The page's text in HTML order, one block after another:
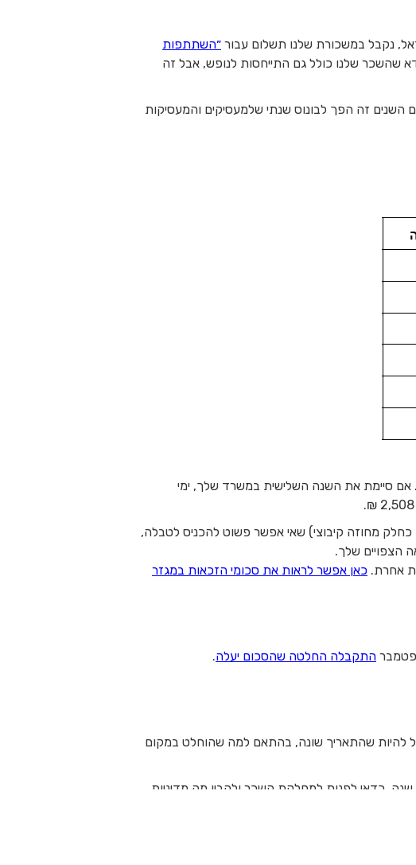
״השתתפות
שהשכר שלנו כולל גם התייחסות לנופש, אבל זה
זה הפך לבונוס שנתי שלמעסיקים והמעסיקות
על התוספת הזו). אם סיימת את השנה השלישית במשרד שלך, ימי
מחוזה קיבוצי) שאי אפשר פשוט להכניס לטבלה,
הצפויים שלך.
אחרת. כאן אפשר לראות את סכומי הזכאות במגזר
התקבלה החלטה שהסכום יעלה.
להיות שהתאריך שונה, בהתאם למה שהוחלט במקום
כדאי לפנות למחלקת השכר ולהבין מה מדיניות